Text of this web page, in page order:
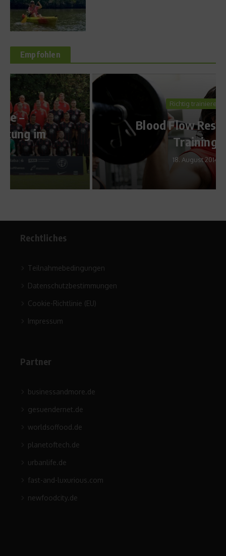
Empfohlen
Richtig trainieren
Blood Flow Restriction
Training
18. August 2014
Rechtliches
Teilnahmebedingungen
Datenschutzbestimmungen
Cookie-Richtlinie (EU)
Impressum
Partner
businessandmore.de
gesuendernet.de
worldsoffood.de
planetoftech.de
urbanlife.de
fast-and-luxurious.com
newfoodcity.de